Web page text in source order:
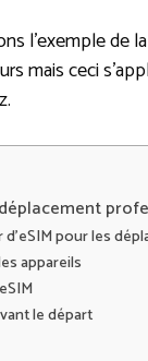
l’exemple
mais ceci
pour les
appareils
le départ